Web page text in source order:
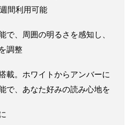
間利用可能
で、周囲の明るさを感知し、
調整
載。ホワイトからアンバーに
で、あなた好みの読み心地を